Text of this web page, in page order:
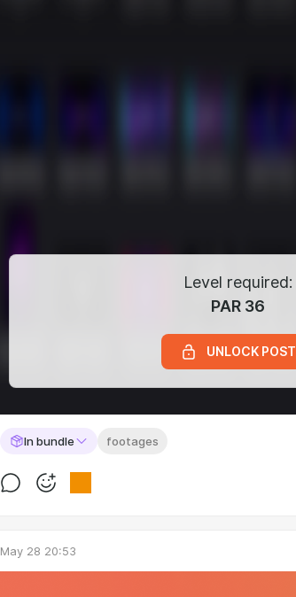
Level required:
PAR 36
UNLOCK POST
In bundle footages
May 28 20:53